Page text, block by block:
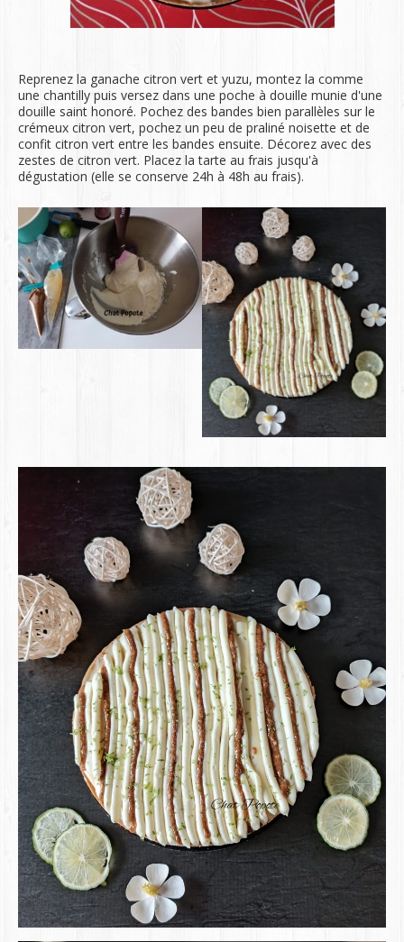
Reprenez la ganache citron vert et yuzu, montez la comme
une chantilly puis versez dans une poche à douille munie d'une
douille saint honoré. Pochez des bandes bien parallèles sur le
crémeux citron vert, pochez un peu de praliné noisette et de
confit citron vert entre les bandes ensuite. Décorez avec des
zestes de citron vert. Placez la tarte au frais jusqu'à
dégustation (elle se conserve 24h à 48h au frais).